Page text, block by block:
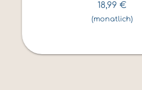
18,99 €
(monatlich)